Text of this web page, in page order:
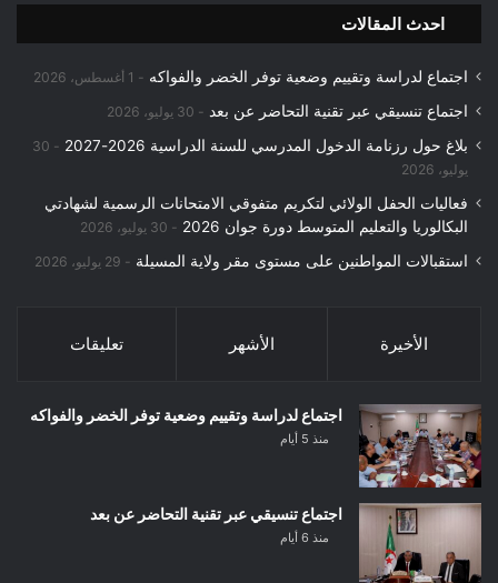
احدث المقالات
اجتماع لدراسة وتقييم وضعية توفر الخضر والفواكه 1 أغسطس، 2026
اجتماع تنسيقي عبر تقنية التحاضر عن بعد 30 يوليو، 2026
بلاغ حول رزنامة الدخول المدرسي للسنة الدراسية 2026-2027
30
يوليو، 2026
فعاليات الحفل الولائي لتكريم متفوقي الامتحانات الرسمية لشهادتي
البكالوريا والتعليم المتوسط دورة جوان 2026
30 يوليو، 2026
استقبالات المواطنين على مستوى مقر ولاية المسيلة 29 يوليو، 2026
الأخيرة الأشهر تعليقات
اجتماع لدراسة وتقييم وضعية توفر الخضر والفواكه
منذ 5 أيام
اجتماع تنسيقي عبر تقنية التحاضر عن بعد
منذ 6 أيام